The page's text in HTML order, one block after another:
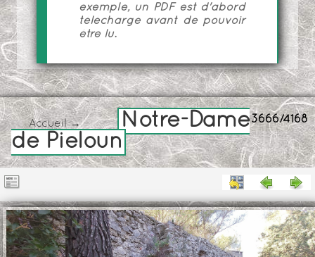
exemple, un PDF est d'abord
téléchargé avant de pouvoir
être lu.
3666/4168
Accueil→
Notre-Dame
de Pieloun